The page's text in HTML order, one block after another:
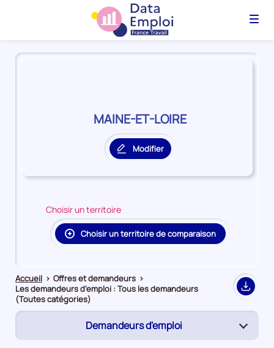
Menu
Panorama
MAINE-ET-LOIRE
Modifier
le
principal
Choisir un territoire
Choisir un territoire de comparaison
Accueil > Offres et demandeurs >
Les demandeurs d'emploi : Tous les demandeurs
(Toutes catégories)
Export
Demandeurs d'emploi
(page